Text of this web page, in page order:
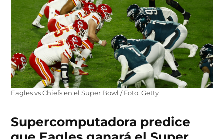
Eagles vs Chiefs en el Super Bowl / Foto: Getty
Supercomputadora predice